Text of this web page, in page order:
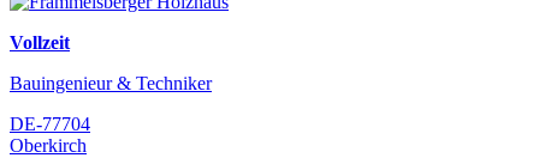
Vollzeit
Bauingenieur & Techniker
DE-77704
Oberkirch